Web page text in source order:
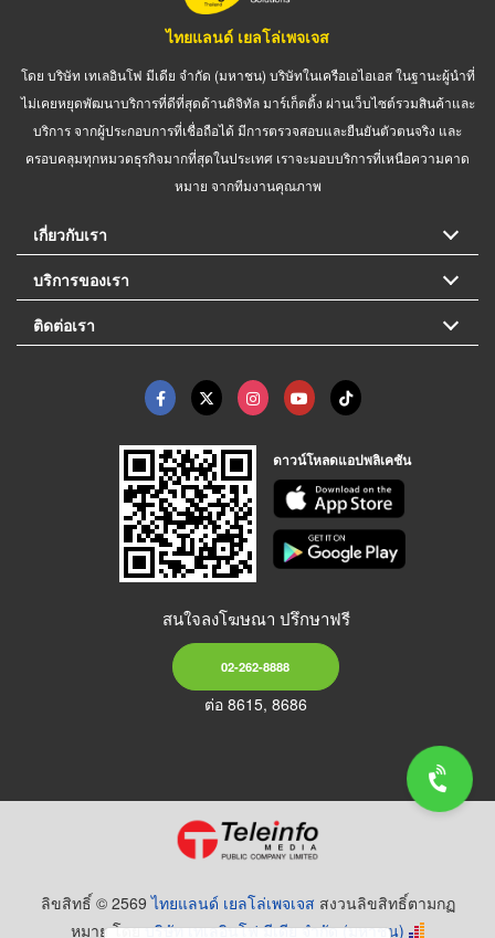
ไทยแลนด์ เยลโล่เพจเจส
โดย บริษัท เทเลอินโฟ มีเดีย จำกัด (มหาชน) บริษัทในเครือเอไอเอส ในฐานะผู้นำที่
ไม่เคยหยุดพัฒนาบริการที่ดีที่สุดด้านดิจิทัล มาร์เก็ตติ้ง ผ่านเว็บไซต์รวมสินค้าและ
บริการ จากผู้ประกอบการที่เชื่อถือได้ มีการตรวจสอบและยืนยันตัวตนจริง และ
ครอบคลุมทุกหมวดธุรกิจมากที่สุดในประเทศ เราจะมอบบริการที่เหนือความคาด
หมาย จากทีมงานคุณภาพ
เกี่ยวกับเรา
บริการของเรา
ติดต่อเรา
ดาวน์โหลดแอปพลิเคชัน
สนใจลงโฆษณา ปรึกษาฟรี
02-262-8888
ต่อ 8615, 8686
ลิขสิทธิ์ © 2569ไทยแลนด์ เยลโล่เพจเจส สงวนลิขสิทธิ์ตามกฏ
หมาย โดยบริษัท เทเลอินโฟ มีเดีย จำกัด (มหาชน)